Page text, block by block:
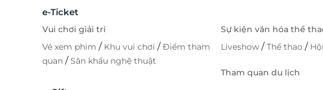
e-Ticket
Vui chơi giải trí
Vé xem phim / Khu vui chơi /Điểm tham
quan /Sân khấu nghệ thuật
Sự kiện văn hóa thể
Liveshow /Thể thao /
Tham quan du lịch